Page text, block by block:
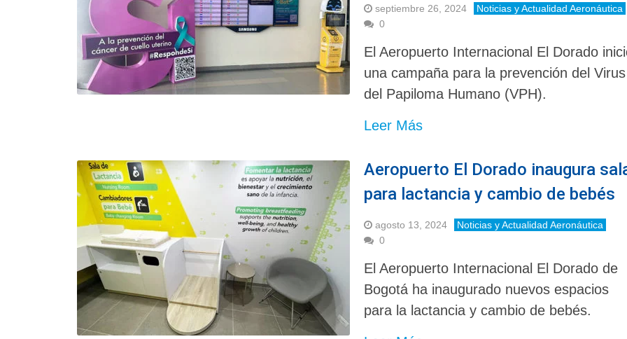
septiembre 26, 2024
Noticias y Actualidad Aeronáutica
0
El Aeropuerto Internacional El Dorado
una campaña para la prevención del Virus
del Papiloma Humano (VPH).
Leer Más
Aeropuerto El Dorado inaugura
para lactancia y cambio de bebés
agosto 13, 2024
Noticias y Actualidad Aeronáutica
0
El Aeropuerto Internacional El Dorado de
Bogotá ha inaugurado nuevos espacios
para la lactancia y cambio de bebés.